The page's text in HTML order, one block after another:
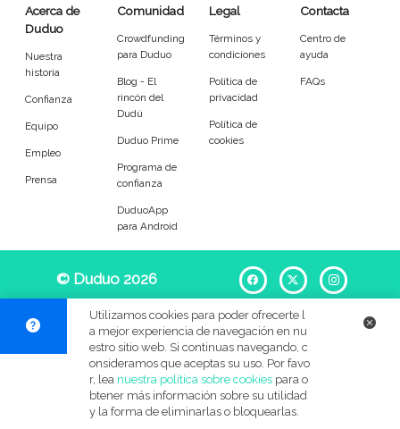
Entrenador Asistente
Tipo de atención
Empleado de mantenimiento
Tareas
Grifos Cuadros
Accesorios generales Instalación eléctrica
Acerca de
Duduo
Nuestra
historia
Confianza
Equipo
Empleo
Prensa
Comunidad
Crowdfunding
para Duduo
Blog - El
rincón del
Dudú
Duduo Prime
Programa de
confianza
DuduoApp
para Android
Legal
Términos y
condiciones
Política de
privacidad
Política de
cookies
Contacta
Centro de
ayuda
FAQs
© Duduo 2026 Facebook
X
Utilizamos cookies para poder ofrecerte l
a mejor experiencia de navegación en nu
estro sitio web. Si continuas navegando, c
onsideramos que aceptas su uso. Por favo
r, lea nuestra política sobre cookiespara o
btener más información sobre su utilidad
y la forma de eliminarlas o bloquearlas.